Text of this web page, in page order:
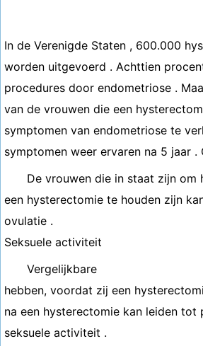
In de Verenigde Staten , 600.000
worden uitgevoerd . Achttien
procedures door endometriose .
van de vrouwen die een
symptomen van endometriose te
symptomen weer ervaren na 5 jaar .
De vrouwen die in staat zijn om
een hysterectomie te houden zijn
ovulatie .
Seksuele activiteit
Vergelijkbare
hebben, voordat zij een
na een hysterectomie kan leiden tot
seksuele activiteit .